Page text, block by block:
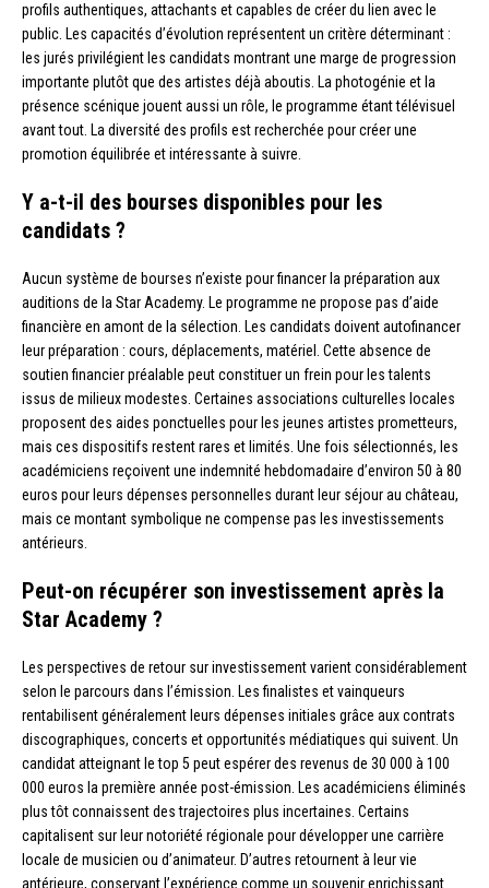
profils authentiques, attachants et capables de créer du lien avec le
public. Les capacités d’évolution représentent un critère déterminant :
les jurés privilégient les candidats montrant une marge de progression
importante plutôt que des artistes déjà aboutis. La photogénie et la
présence scénique jouent aussi un rôle, le programme étant télévisuel
avant tout. La diversité des profils est recherchée pour créer une
promotion équilibrée et intéressante à suivre.
Y a-t-il des bourses disponibles pour les
candidats ?
Aucun système de bourses n’existe pour financer la préparation aux
auditions de la Star Academy. Le programme ne propose pas d’aide
financière en amont de la sélection. Les candidats doivent autofinancer
leur préparation : cours, déplacements, matériel. Cette absence de
soutien financier préalable peut constituer un frein pour les talents
issus de milieux modestes. Certaines associations culturelles locales
proposent des aides ponctuelles pour les jeunes artistes prometteurs,
mais ces dispositifs restent rares et limités. Une fois sélectionnés, les
académiciens reçoivent une indemnité hebdomadaire d’environ 50 à 80
euros pour leurs dépenses personnelles durant leur séjour au château,
mais ce montant symbolique ne compense pas les investissements
antérieurs.
Peut-on récupérer son investissement après la
Star Academy ?
Les perspectives de retour sur investissement varient considérablement
selon le parcours dans l’émission. Les finalistes et vainqueurs
rentabilisent généralement leurs dépenses initiales grâce aux contrats
discographiques, concerts et opportunités médiatiques qui suivent. Un
candidat atteignant le top 5 peut espérer des revenus de 30 000 à 100
000 euros la première année post-émission. Les académiciens éliminés
plus tôt connaissent des trajectoires plus incertaines. Certains
capitalisent sur leur notoriété régionale pour développer une carrière
locale de musicien ou d’animateur. D’autres retournent à leur vie
antérieure, conservant l’expérience comme un souvenir enrichissant